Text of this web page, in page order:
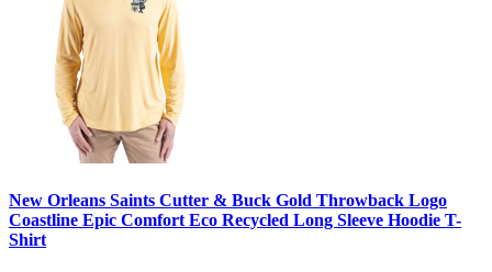
New Orleans Saints Cutter & Buck Gold Throwback Logo
Coastline Epic Comfort Eco Recycled Long Sleeve Hoodie T-
Shirt